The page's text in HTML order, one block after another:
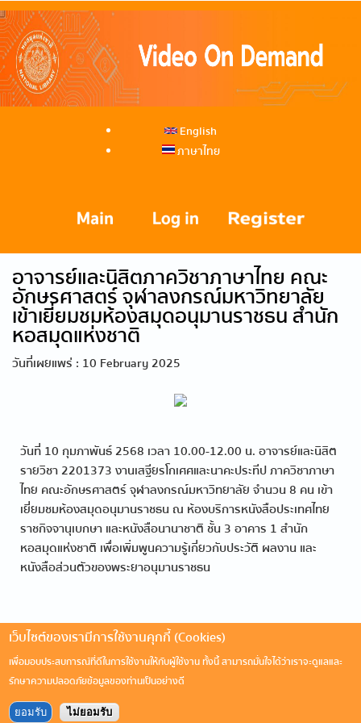
English
ภาษาไทย
อาจารย์และนิสิตภาควิชาภาษาไทย คณะ
อักษรศาสตร์ จุฬาลงกรณ์มหาวิทยาลัย
เข้าเยี่ยมชมห้องสมุดอนุมานราชธน สำนัก
หอสมุดแห่งชาติ
วันที่เผยแพร่ : 10 February 2025
วันที่ 10 กุมภาพันธ์ 2568 เวลา 10.00-12.00 น. อาจารย์และนิสิต
รายวิชา 2201373 งานเสฐียรโกเศศและนาคะประทีป ภาควิชาภาษา
ไทย คณะอักษรศาสตร์ จุฬาลงกรณ์มหาวิทยาลัย จำนวน 8 คน เข้า
เยี่ยมชมห้องสมุดอนุมานราชธน ณ ห้องบริการหนังสือประเทศไทย
ราชกิจจานุเบกษา และหนังสือนานาชาติ ชั้น 3 อาคาร 1 สำนัก
หอสมุดแห่งชาติ เพื่อเพิ่มพูนความรู้เกี่ยวกับประวัติ ผลงาน และ
หนังสือส่วนตัวของพระยาอนุมานราชธน
เว็บไซต์ของเรามีการใช้งานคุกกี้ (Cookies)
เพื่อมอบประสบการณ์ที่ดีในการใช้งานให้กับผู้ใช้งาน ทั้งนี้ สามารถมั่นใจได้ว่าเราจะดูแลและ
รักษาความปลอดภัยข้อมูลของท่านเป็นอย่างดี
ยอมรับ ไม่ยอมรับ